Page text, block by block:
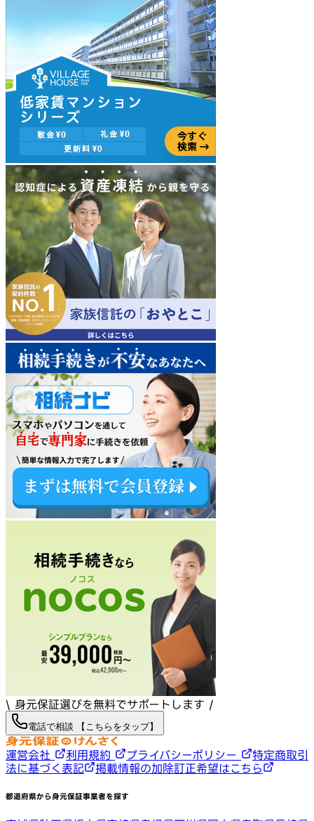
\ 身元保証選びを無料でサポートします /
電話で相談 【こちらをタップ】
運営会社 利用規約 プライバシーポリシー
特定商取引
法に基づく表記
掲載情報の加除訂正希望はこちら
都道府県から身元保証事業者を探す